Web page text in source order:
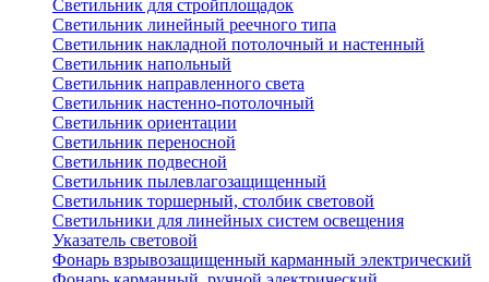
Светильник для стройплощадок
Светильник линейный реечного типа
Светильник накладной потолочный и настенный
Светильник напольный
Светильник направленного света
Светильник настенно-потолочный
Светильник ориентации
Светильник переносной
Светильник подвесной
Светильник пылевлагозащищенный
Светильник торшерный, столбик световой
Светильники для линейных систем освещения
Указатель световой
Фонарь взрывозащищенный карманный электрический